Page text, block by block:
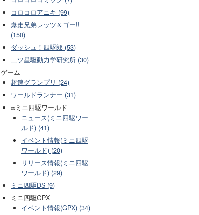
コロコロアニキ (99)
爆走兄弟レッツ＆ゴー!!
(150)
ダッシュ！四駆郎 (53)
二ツ星駆動力学研究所 (30)
ゲーム
超速グランプリ (24)
ワールドランナー (31)
∞ミニ四駆ワールド
ニュース(ミニ四駆ワー
ルド) (41)
イベント情報(ミニ四駆
ワールド) (20)
リリース情報(ミニ四駆
ワールド) (29)
ミニ四駆DS (9)
ミニ四駆GPX
イベント情報(GPX) (34)